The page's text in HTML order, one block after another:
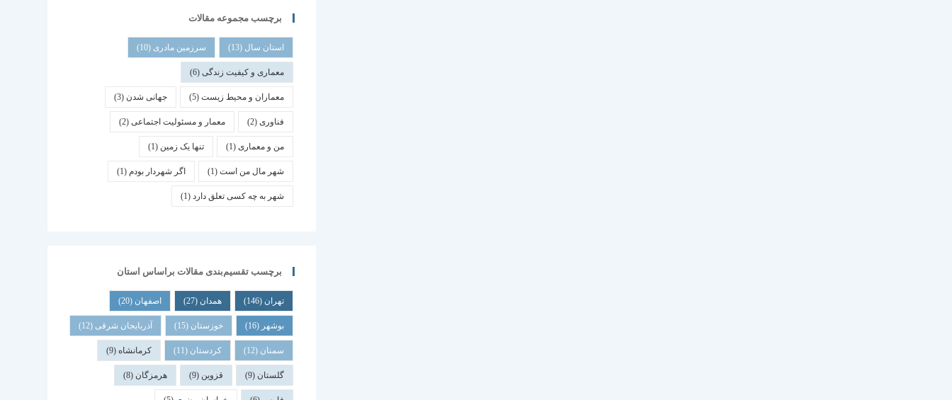
برچسب مجموعه مقالات
استان سال (13) سرزمین مادری (10)
معماری و کیفیت زندگی(6)
معماران و محیط زیست(5) جهانی شدن (3)
فناوری(2) معمار و مسئولیت اجتماعی(2)
من و معماری(1) تنها یک زمین (1)
شهر مال من است(1) اگر شهردار بودم (1)
شهر به چه کسی تعلق دارد(1)
برچسب تقسیم‌بندی مقالات براساس استان
تهران (146) همدان (27) اصفهان (20)
بوشهر (16) خوزستان (15) آذربایجان شرقی (12)
سمنان (12) کردستان (11) کرمانشاه(9)
گلستان (9) قزوین (9) هرمزگان (8)